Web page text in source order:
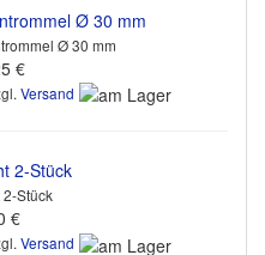
Ø 30 mm
€
Versand
Stück
€
Versand